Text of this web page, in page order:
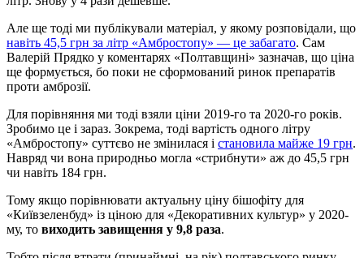
Але ще тоді ми публікували матеріал, у якому розповідали, що
навіть 45,5 грн за літр «Амбростопу» — це забагато. Сам
Валерій Прядко у коментарях «Полтавщині» зазначав, що ціна
ще формується, бо поки не сформований ринок препаратів
проти амброзії.
Для порівняння ми тоді взяли ціни 2019-го та 2020-го років.
Зробимо це і зараз. Зокрема, тоді вартість одного літру
«Амбростопу» суттєво не змінилася і становила майже 19 грн.
Навряд чи вона природньо могла «стрибнути» аж до 45,5 грн
чи навіть 184 грн.
Тому якщо порівнювати актуальну ціну бішофіту для
«Київзеленбуд» із ціною для «Декоративних культур» у 2020-
му, то виходить завищення у 9,8 раза.